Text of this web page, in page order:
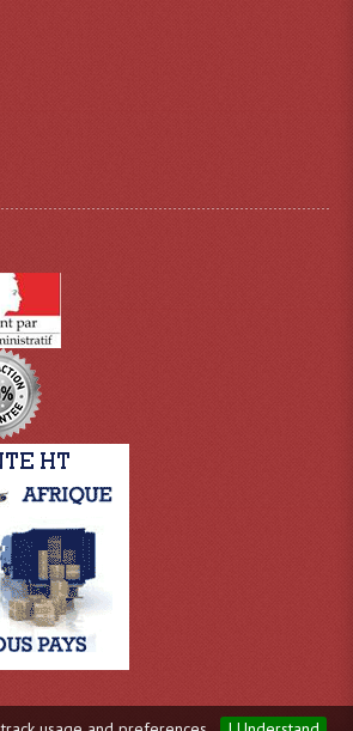
CRÉER UN COMPTE